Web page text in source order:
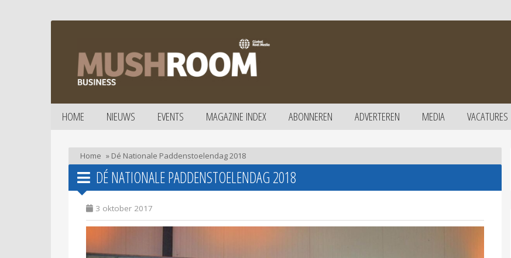
HOME NIEUWS EVENTS MAGAZINE INDEX ABONNEREN ADVERTEREN MEDIA VACATURES
Home » Dé Nationale Paddenstoelendag 2018
DÉ NATIONALE PADDENSTOELENDAG 2018
3 oktober 2017